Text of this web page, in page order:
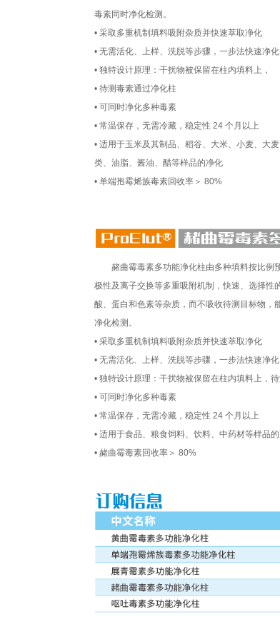
毒素同时净化检测。
• 采取多重机制填料吸附杂质并快速萃取净化
• 无需活化、上样、洗脱等步骤，一步法快速净化
• 独特设计原理：干扰物被保留在柱内填料上，
• 待测毒素通过净化柱
• 可同时净化多种毒素
• 常温保存，无需冷藏，稳定性 24 个月以上
• 适用于玉米及其制品、稻谷、大米、小麦、大
类、油脂、酱油、醋等样品的净化
• 单端孢霉烯族毒素回收率＞ 80%
赭曲霉毒素多功能净化柱由多种填料按比例
极性及离子交换等多重吸附机制，快速、选择性
酸、蛋白和色素等杂质，而不吸收待测目标物，
净化检测。
• 采取多重机制填料吸附杂质并快速萃取净化
• 无需活化、上样、洗脱等步骤，一步法快速净化
• 独特设计原理：干扰物被保留在柱内填料上，
• 可同时净化多种毒素
• 常温保存，无需冷藏，稳定性 24 个月以上
• 适用于食品、粮食饲料、饮料、中药材等样品
• 赭曲霉毒素回收率＞ 80%